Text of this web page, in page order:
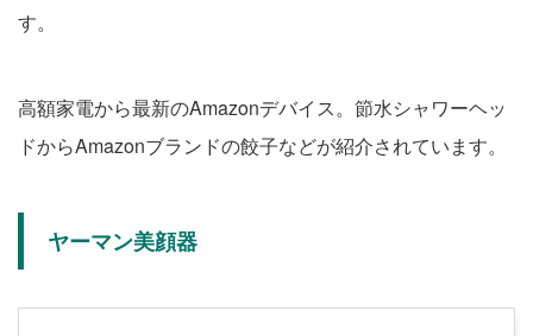
す。
高額家電から最新のAmazonデバイス。節水シャワーヘッ
ドからAmazonブランドの餃子などが紹介されています。
ヤーマン美顔器